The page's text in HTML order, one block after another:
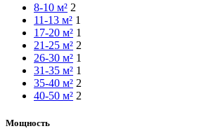
8-10 м² 2
11-13 м² 1
17-20 м² 1
21-25 м² 2
26-30 м² 1
31-35 м² 1
35-40 м² 2
40-50 м² 2
Мощность